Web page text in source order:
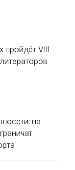
пройдёт VIII
на